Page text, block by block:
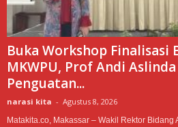
Buka Workshop Finalisasi
MKWPU, Prof Andi
Penguatan...
narasi kita - Agustus 8, 2026
Matakita.co, Makassar – Wakil Rektor